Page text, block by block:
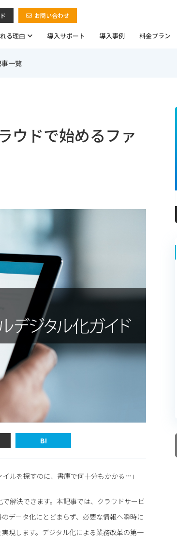
お問い合わせ
る理由 導入サポート 導入事例 料金プラン
一覧
ウドで始めるファ
B!
ルを探すのに、書庫で何十分もかかる…」
解決できます。本記事では、クラウドサービ
データ化にとどまらず、必要な情報へ瞬時に
現します。デジタル化による業務改革の第一